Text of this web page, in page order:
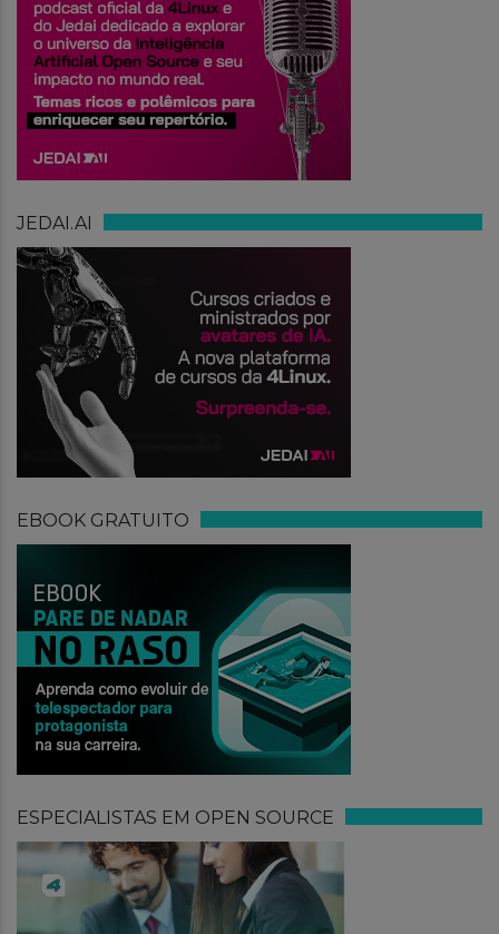
JEDAI.AI
EBOOK GRATUITO
ESPECIALISTAS EM OPEN SOURCE